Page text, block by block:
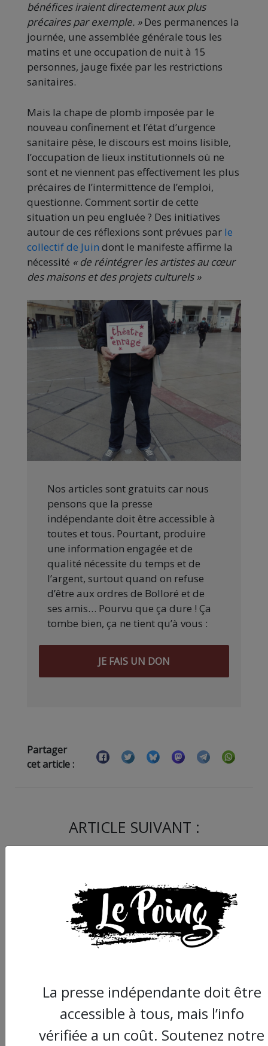
bénéfices iraient directement aux plus
précaires par exemple. »Des permanences la
journée, une assemblée générale tous les
matins et une occupation de nuit à 15
personnes, jauge fixée par les restrictions
sanitaires.
Mais la chape de plomb imposée par le
nouveau confinement et l’état d’urgence
sanitaire pèse, le discours est moins lisible,
l’occupation de lieux institutionnels où ne
sont et ne viennent pas effectivement les plus
précaires de l’intermittence de l’emploi,
questionne. Comment sortir de cette
situation un peu engluée ? Des initiatives
autour de ces réflexions sont prévues par le
collectif de Juin dont le manifeste affirme la
nécessité « de réintégrer les artistes au cœur
des maisons et des projets culturels »
Nos articles sont gratuits car nous
pensons que la presse
indépendante doit être accessible à
toutes et tous. Pourtant, produire
une information engagée et de
qualité nécessite du temps et de
l’argent, surtout quand on refuse
d’être aux ordres de Bolloré et de
ses amis… Pourvu que ça dure ! Ça
tombe bien, ça ne tient qu’à vous :
JE FAIS UN DON
Partager
cet article :
ARTICLE SUIVANT :
Les chauffeurs de
une nouvelle épine
le pied de Delafosse ?
La presse indépendante doit être
accessible à tous, mais l’info
vérifiée a un coût. Soutenez notre